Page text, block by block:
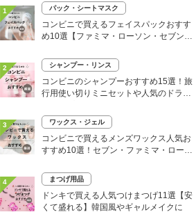
1 パック・シートマスク
コンビニで買えるフェイスパックおすす
め10選【ファミマ・ローソン・セブン】
2 シャンプー・リンス
コンビニのシャンプーおすすめ15選！旅
行用使い切りミニセットや人気のドライ
3 ワックス・ジェル
コンビニで買えるメンズワックス人気お
すすめ10選！セブン・ファミマ・ローソ
4 まつげ用品
ドンキで買える人気つけまつげ11選【安
くて盛れる】韓国風やギャルメイクに